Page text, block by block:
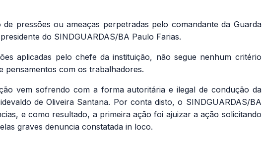
pressões ou ameaças perpetradas pelo comandante da Guarda
do SINDGUARDAS/BA Paulo Farias.
aplicadas pelo chefe da instituição, não segue nenhum critério
pensamentos com os trabalhadores.
vem sofrendo com a forma autoritária e ilegal de condução da
de Oliveira Santana. Por conta disto, o SINDGUARDAS/BA
e como resultado, a primeira ação foi ajuizar a ação solicitando
graves denuncia constatada in loco.